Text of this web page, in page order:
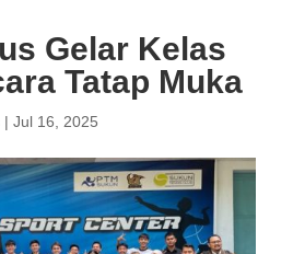
Gelar Kelas
Tatap Muka
| Jul 16, 2025